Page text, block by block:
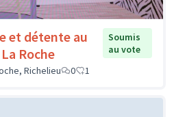
et détente au
Roche
Soumis
au vote
Richelieu
0 1